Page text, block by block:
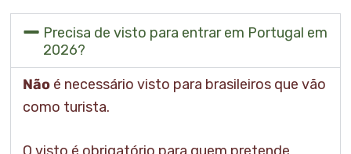
Precisa de visto para entrar em Portugal em
2026?
Não é necessário visto para brasileiros que vão
como turista.